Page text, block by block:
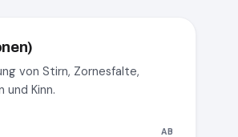
von Stirn, Zornesfalte,
und Kinn.
AB